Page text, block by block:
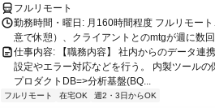
フルリモート
勤務時間・曜日: 月160時間程度 フルリモー
意で休憩）、クライアントとのmtgが週に数回
仕事内容: 【職務内容】 社内からのデータ連
設定やエラー対応などを行う。 内製ツールの
プロダクトDB=>分析基盤(BQ...
フルリモート 在宅OK 週2・3日からOK